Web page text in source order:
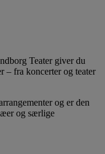
Teater giver du
– fra koncerter og teater
og er den
og særlige